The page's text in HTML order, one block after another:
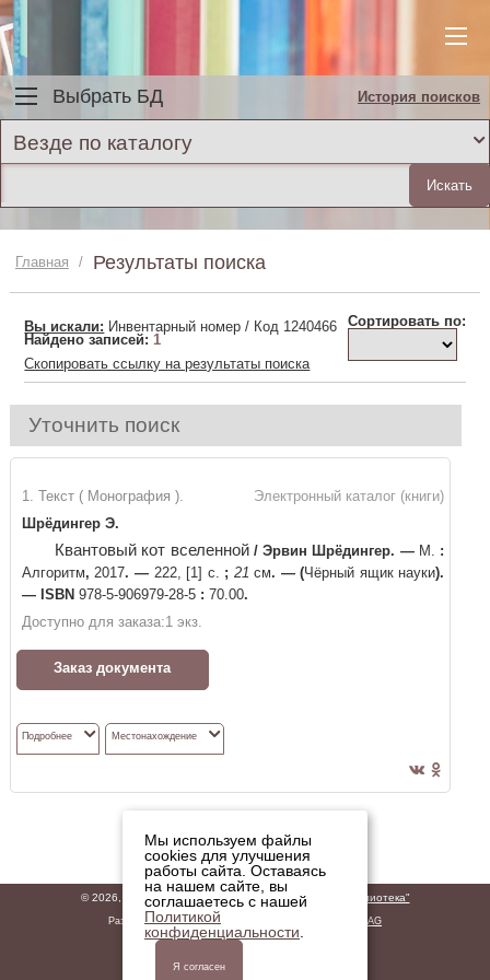
Выбрать БД История поисков
Везде по каталогу
Главная / Результаты поиска
Сортировать по:
Вы искали: Инвентарный номер / Код 1240466
Найдено записей:1
Скопировать ссылку на результаты поиска
Уточнить поиск
Электронный каталог (книги)
1. Текст ( Монография ).
Шрёдингер Э.
Квантовый кот вселенной / Эрвин Шрёдингер. —М. :
Алгоритм, 2017. — 222, [1] с. ; 21 см. — (Чёрный ящик науки).
— ISBN 978-5-906979-28-5 : 70.00.
Доступно для заказа:1 экз.
Заказ документа
Подробнее Местонахождение
© 2026,
ГБУК "Владимирская областная научная библиотека"
Разработано ООО «ДИТ-М» Software AG
Мы используем файлы
cookies для улучшения
работы сайта. Оставаясь
на нашем сайте, вы
соглашаетесь с нашей
Политикой
конфиденциальности